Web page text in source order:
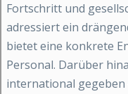
Fortschritt und
adressiert ein
bietet eine konkrete
Personal. Darüber
international